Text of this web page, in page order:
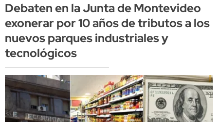
Debaten en la Junta de Montevideo
exonerar por 10 años de tributos a los
nuevos parques industriales y
tecnológicos